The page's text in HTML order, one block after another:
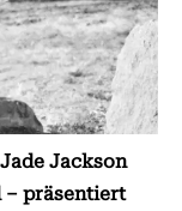
Jackson
– präsentiert